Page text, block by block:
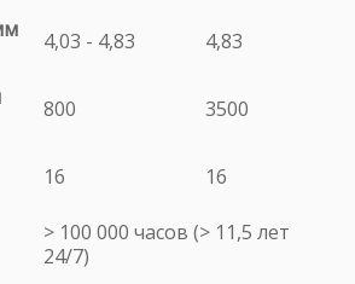
4,03 - 4,83 4,83
800 3500
16 16
> 100 000 часов (> 11,5 лет
24/7)